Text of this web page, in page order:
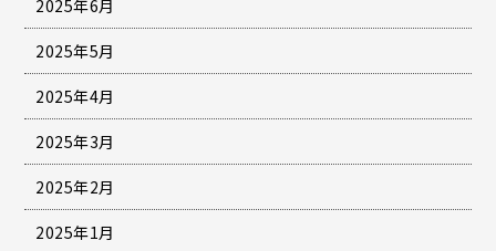
2025年6月
2025年5月
2025年4月
2025年3月
2025年2月
2025年1月